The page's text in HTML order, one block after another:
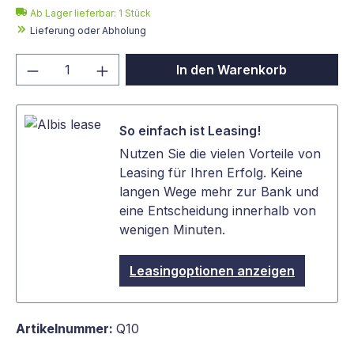
Ab Lager lieferbar: 1 Stück
Lieferung oder Abholung
Produkt Anzahl: Gib denIn den Warenkorb
So einfach ist Leasing!
Nutzen Sie die vielen Vorteile von
Leasing für Ihren Erfolg. Keine
langen Wege mehr zur Bank und
eine Entscheidung innerhalb von
wenigen Minuten.
Leasingoptionen anzeigen
Artikelnummer: Q10